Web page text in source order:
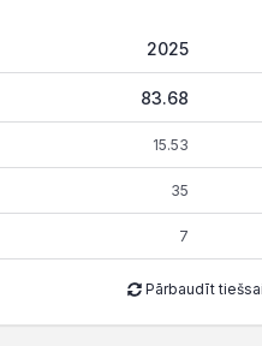
2025
83.68
15.53
35
7
Pārbaudīt